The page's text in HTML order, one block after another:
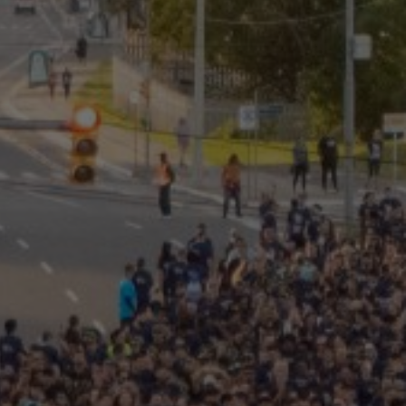
SOBRE A SAÚDE
Saúde
EJA E ENSINO MÉDIO
DAS ENCHENTES DE 2024